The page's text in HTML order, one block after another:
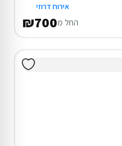
אירוח דרוזי
החל מ₪700